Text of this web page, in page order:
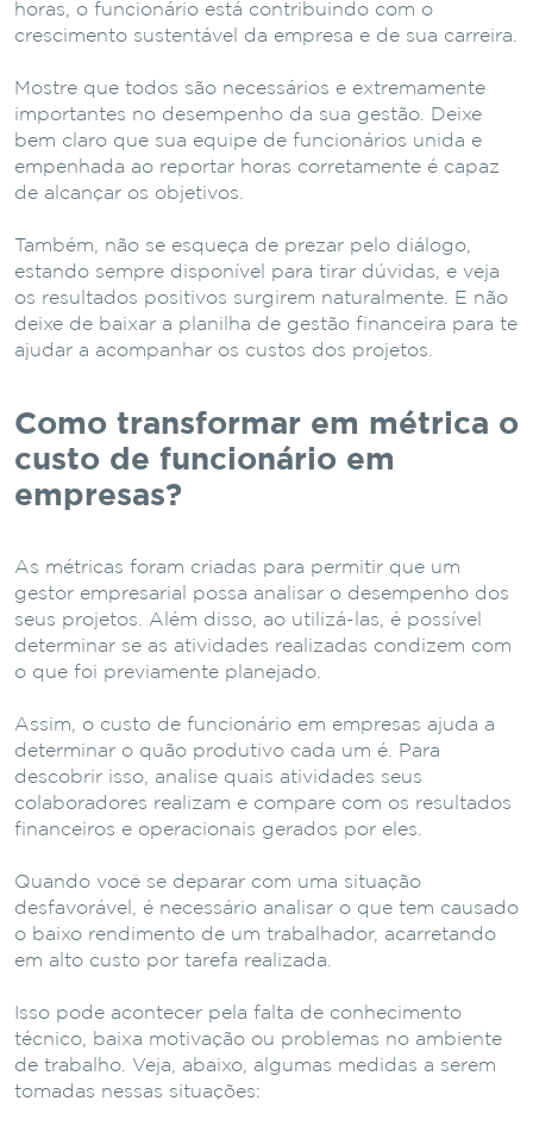
horas, o funcionário está contribuindo com o
crescimento sustentável da empresa e de sua carreira.
Mostre que todos são necessários e extremamente
importantes no desempenho da sua gestão. Deixe
bem claro que sua equipe de funcionários unida e
empenhada ao reportar horas corretamente é capaz
de alcançar os objetivos.
Também, não se esqueça de prezar pelo diálogo,
estando sempre disponível para tirar dúvidas, e veja
os resultados positivos surgirem naturalmente. E não
deixe de baixar a planilha de gestão financeira para te
ajudar a acompanhar os custos dos projetos.
Como transformar em métrica o
custo de funcionário em
empresas?
As métricas foram criadas para permitir que um
gestor empresarial possa analisar o desempenho dos
seus projetos. Além disso, ao utilizá-las, é possível
determinar se as atividades realizadas condizem com
o que foi previamente planejado.
Assim, o custo de funcionário em empresas ajuda a
determinar o quão produtivo cada um é. Para
descobrir isso, analise quais atividades seus
colaboradores realizam e compare com os resultados
financeiros e operacionais gerados por eles.
Quando você se deparar com uma situação
desfavorável, é necessário analisar o que tem causado
o baixo rendimento de um trabalhador, acarretando
em alto custo por tarefa realizada.
Isso pode acontecer pela falta de conhecimento
técnico, baixa motivação ou problemas no ambiente
de trabalho. Veja, abaixo, algumas medidas a serem
tomadas nessas situações: